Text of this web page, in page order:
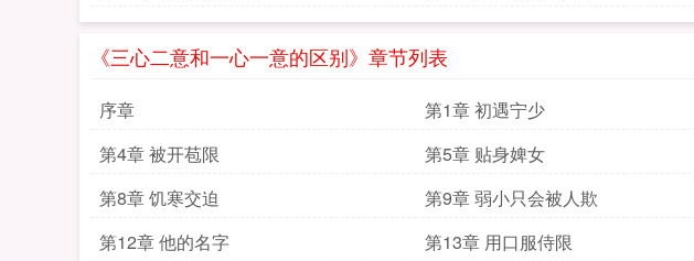
《三心二意和一心一意的区别》章节列表
序章 第1章 初遇宁少
第4章 被开苞限
第5章 贴身婢女
第8章 饥寒交迫
第9章 弱小只会被人欺
第12章 他的名字
第13章 用口服侍限